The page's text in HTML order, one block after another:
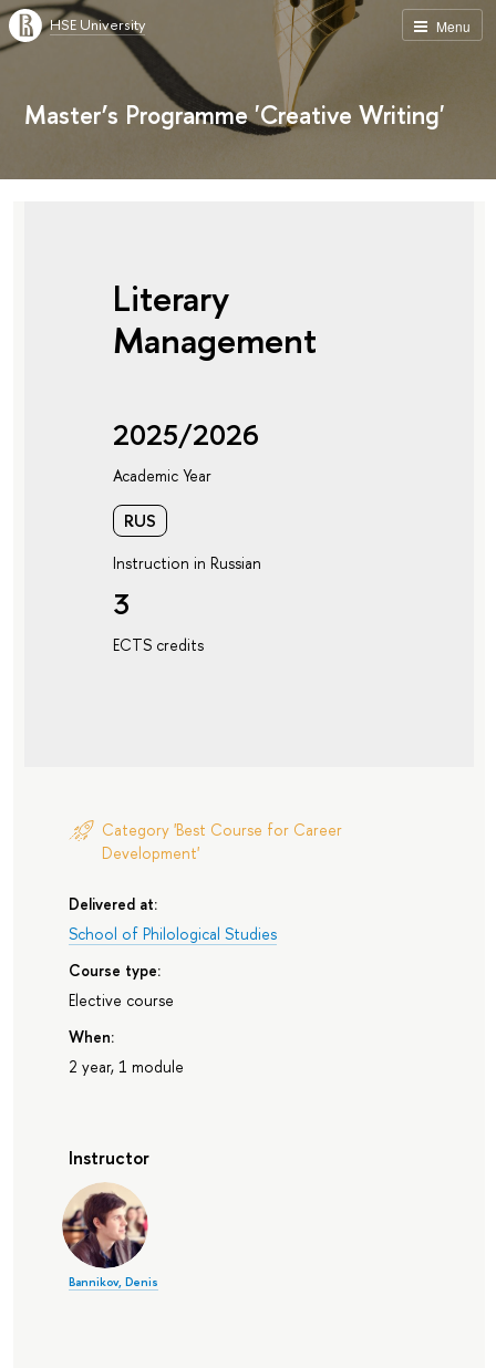
Menu
HSE University
Master’s Programme 'Creative Writing'
Literary
Management
2025/2026
Academic Year
RUS
Instruction in Russian
3
ECTS credits
Category 'Best Course for Career
Development'
Delivered at:
School of Philological Studies
Course type:
Elective course
When:
2 year, 1 module
Instructor
Bannikov, Denis